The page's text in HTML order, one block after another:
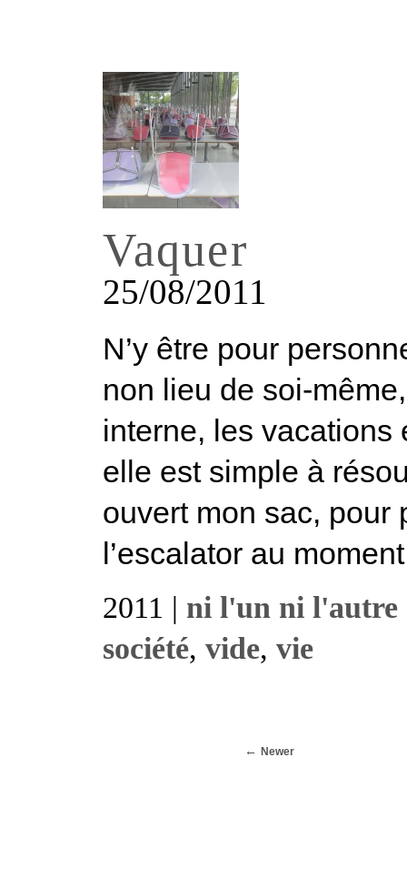
Vaquer
25/08/2011
N’y être pour
non lieu de soi-
interne, les vacations
elle est simple à
ouvert mon sac, pour
l’escalator au
2011 | ni l'un ni l'autre
société, vide, vie
Newer